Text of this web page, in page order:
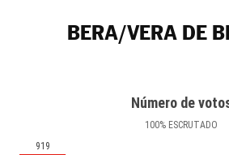
BERA/VERA DE
Número de
100% ESCRUTADO
919